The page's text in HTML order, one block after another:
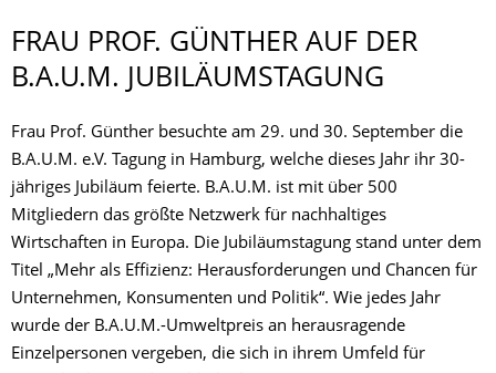
FRAU PROF. GÜNTHER AUF DER
B.A.U.M. JUBILÄUMSTAGUNG
Frau Prof. Günther besuchte am 29. und 30. September die
B.A.U.M. e.V. Tagung in Hamburg, welche dieses Jahr ihr 30-
jähriges Jubiläum feierte. B.A.U.M. ist mit über 500
Mitgliedern das größte Netzwerk für nachhaltiges
Wirtschaften in Europa. Die Jubiläumstagung stand unter dem
Titel „Mehr als Effizienz: Herausforderungen und Chancen für
Unternehmen, Konsumenten und Politik“. Wie jedes Jahr
wurde der B.A.U.M.-Umweltpreis an herausragende
Einzelpersonen vergeben, die sich in ihrem Umfeld für